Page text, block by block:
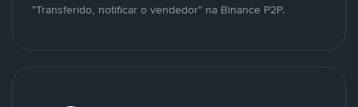
"Transferido, notificar o vendedor" na Binance P2P.